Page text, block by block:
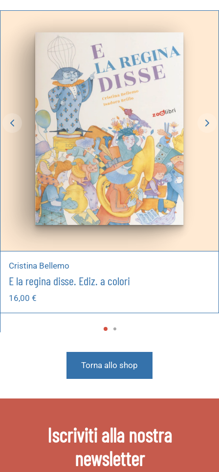
Cristina Bellemo
E la regina disse. Ediz. a colori
16,00 €
Torna allo shop
Iscriviti alla nostra
newsletter